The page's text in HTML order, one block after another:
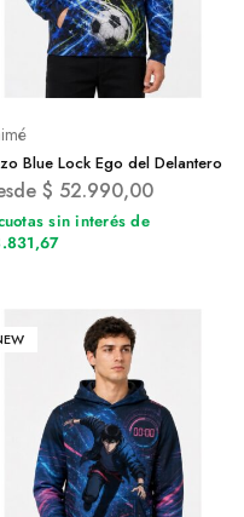
Blue Lock Ego del Delantero
$ 52.990,00
sin interés de